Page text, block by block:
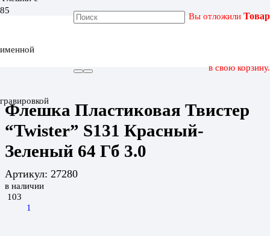
именной
гравировкой
Вы отложили Товар
в свою корзину.
ФЛЕШКА ПЛАСТИКОВАЯ ТВИСТЕР “TWISTER” S131
Флешка Пластиковая Твистер
“Twister” S131 Красный-
Зеленый 64 Гб 3.0
Артикул: 27280
в наличии
103
1